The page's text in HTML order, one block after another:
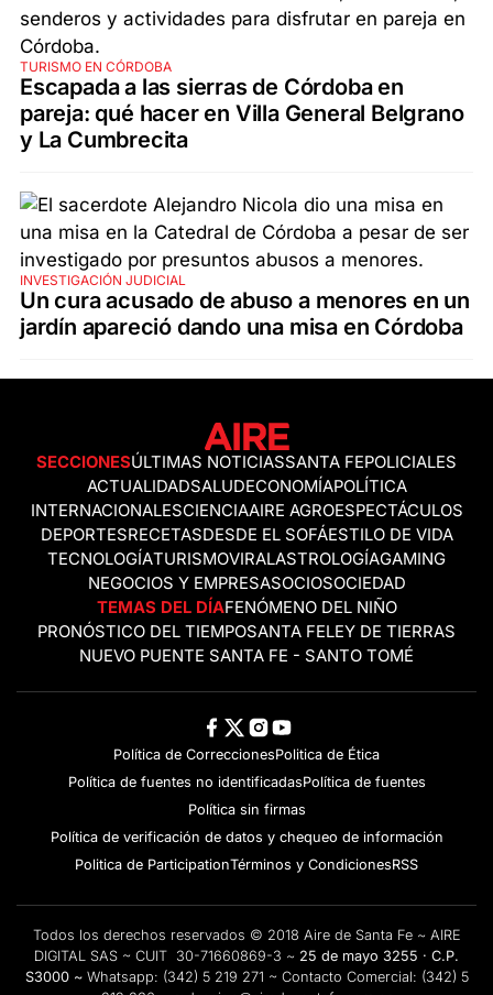
TURISMO EN CÓRDOBA
Escapada a las sierras de Córdoba en
pareja: qué hacer en Villa General Belgrano
y La Cumbrecita
INVESTIGACIÓN JUDICIAL
Un cura acusado de abuso a menores en un
jardín apareció dando una misa en Córdoba
SECCIONESÚLTIMAS NOTICIASSANTA FEPOLICIALES
ACTUALIDADSALUDECONOMÍAPOLÍTICA
INTERNACIONALESCIENCIAAIRE AGROESPECTÁCULOS
DEPORTESRECETASDESDE EL SOFÁESTILO DE VIDA
TECNOLOGÍATURISMOVIRALASTROLOGÍAGAMING
NEGOCIOS Y EMPRESASOCIOSOCIEDAD
TEMAS DEL DÍAFENÓMENO DEL NIÑO
PRONÓSTICO DEL TIEMPOSANTA FELEY DE TIERRAS
NUEVO PUENTE SANTA FE - SANTO TOMÉ
Política de CorreccionesPolitica de Ética
Política de fuentes no identificadasPolítica de fuentes
Política sin firmas
Política de verificación de datos y chequeo de información
Politica de ParticipationTérminos y CondicionesRSS
Todos los derechos reservados © 2018 Aire de Santa Fe ~ AIRE
DIGITAL SAS ~ CUIT 30-71660869-3 ~ 25 de mayo 3255 · C.P.
S3000 ~ Whatsapp: (342) 5 219 271 ~ Contacto Comercial: (342) 5